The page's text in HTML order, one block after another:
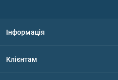
Інформація
Клієнтам